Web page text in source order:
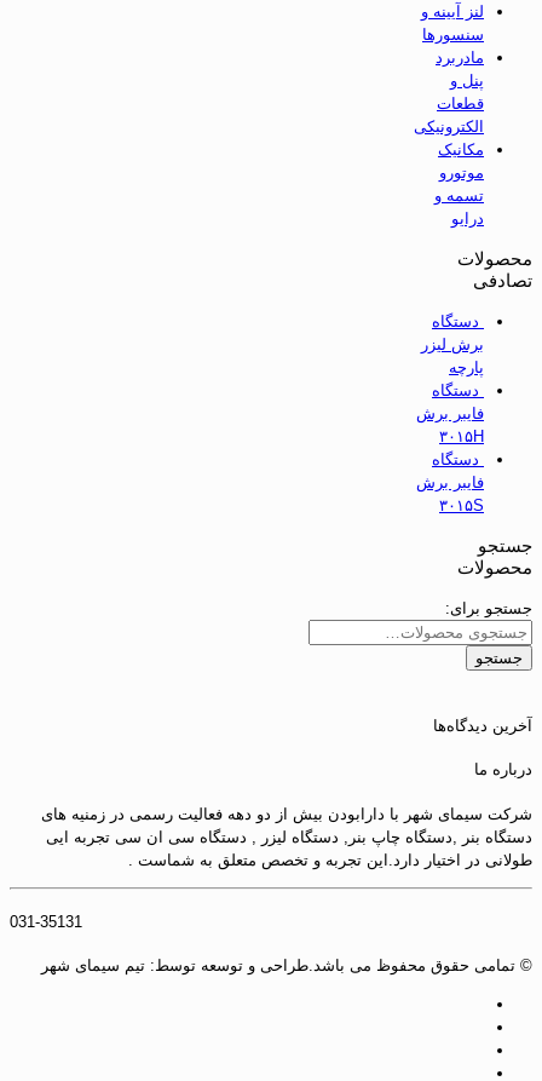
لنز آیینه و
سنسورها
مادربرد
پنل و
قطعات
الکترونیکی
مکانیک
موتورو
تسمه و
درایو
محصولات
تصادفی
دستگاه
برش لیزر
پارچه
دستگاه
فایبر برش
۳۰۱۵H
دستگاه
فایبر برش
۳۰۱۵S
جستجو
محصولات
جستجو برای:
جستجو
آخرین دیدگاه‌ها
درباره ما
شرکت سیمای شهر با دارابودن بیش از دو دهه فعالیت رسمی در زمنیه های
دستگاه بنر ,دستگاه چاپ بنر, دستگاه لیزر , دستگاه سی ان سی تجربه ایی
طولانی در اختیار دارد.این تجربه و تخصص متعلق به شماست .
031-35131
© تمامی حقوق محفوظ می باشد.طراحی و توسعه توسط: تیم سیمای شهر